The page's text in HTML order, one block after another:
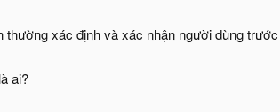
thường xác định và xác nhận người dùng
ai?